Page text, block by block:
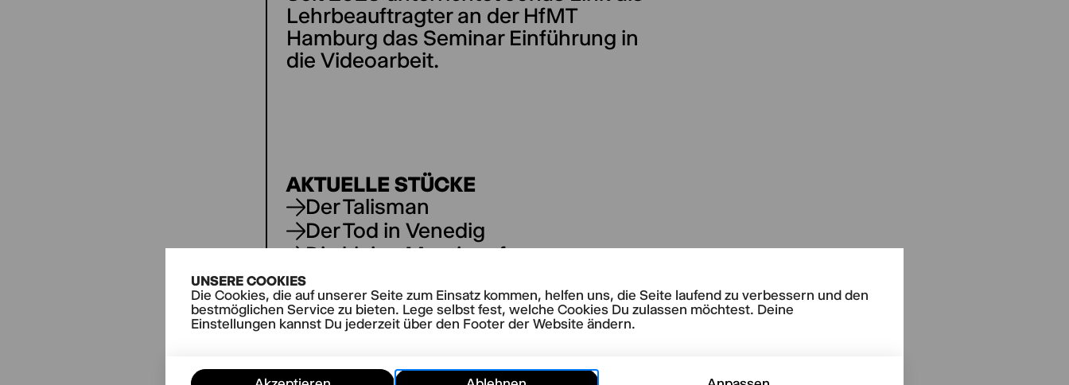
UNSERE COOKIES
Die Cookies, die auf unserer Seite zum Einsatz kommen, helfen uns, die Seite laufend zu verbessern und den
bestmöglichen Service zu bieten. Lege selbst fest, welche Cookies Du zulassen möchtest. Deine
Einstellungen kannst Du jederzeit über den Footer der Website ändern.
Lehrbeauftragter an der HfMT
Hamburg das Seminar Einführung in
die Videoarbeit.
AKTUELLE STÜCKE
Der Talisman
Der Tod in Venedig
Die kleine Meerjungfrau
Emilia Galotti
Wenn die Rolle singt oder der
vollkommene Angler